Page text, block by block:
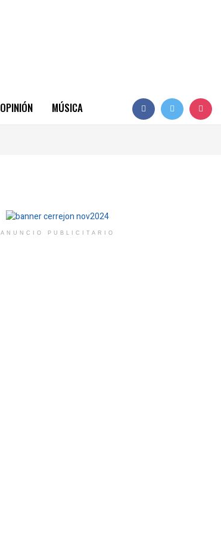
OPINIÓN MÚSICA
ANUNCIO PUBLICITARIO